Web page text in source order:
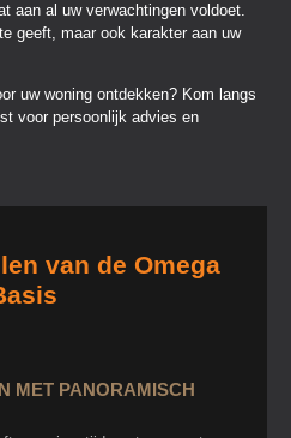
aan al uw verwachtingen voldoet.
geeft, maar ook karakter aan uw
uw woning ontdekken? Kom langs
voor persoonlijk advies en
van de Omega
MET PANORAMISCH